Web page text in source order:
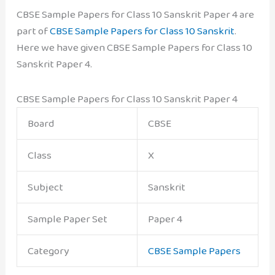
CBSE Sample Papers for Class 10 Sanskrit Paper 4 are
part ofCBSE Sample Papers for Class 10 Sanskrit.
Here we have given CBSE Sample Papers for Class 10
Sanskrit Paper 4.
CBSE Sample Papers for Class 10 Sanskrit Paper 4
Board
CBSE
Class
X
Subject
Sanskrit
Sample Paper Set
Paper 4
Category
CBSE Sample Papers